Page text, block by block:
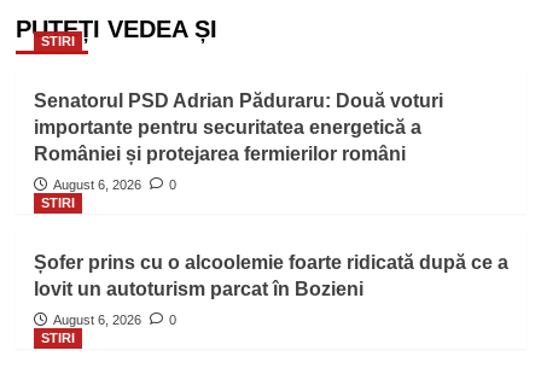
PUTEȚI VEDEA ȘI
STIRI
Senatorul PSD Adrian Păduraru: Două voturi
importante pentru securitatea energetică a
României și protejarea fermierilor români
August 6, 2026
0
STIRI
Șofer prins cu o alcoolemie foarte ridicată după ce a
lovit un autoturism parcat în Bozieni
August 6, 2026
0
STIRI